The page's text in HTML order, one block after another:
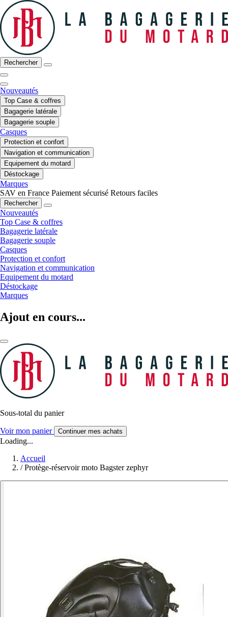
Rechercher
Nouveautés
Top Case & coffres
Bagagerie latérale
Bagagerie souple
Casques
Protection et confort
Navigation et communication
Equipement du motard
Déstockage
Marques
SAV en France Paiement sécurisé Retours faciles
Rechercher
Nouveautés
Top Case & coffres
Bagagerie latérale
Bagagerie souple
Casques
Protection et confort
Navigation et communication
Equipement du motard
Déstockage
Marques
Ajout en cours...
Sous-total du panier
Voir mon panier Continuer mes achats
Loading...
Accueil
/ Protège-réservoir moto Bagster zephyr